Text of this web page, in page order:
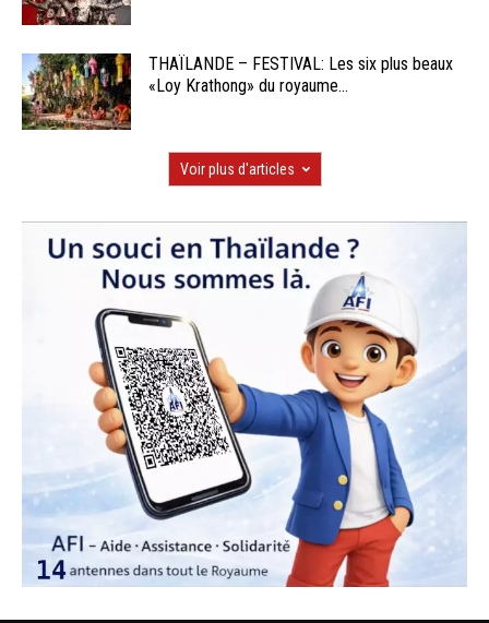
THAÏLANDE – FESTIVAL: Les six plus beaux
«Loy Krathong» du royaume...
Voir plus d'articles